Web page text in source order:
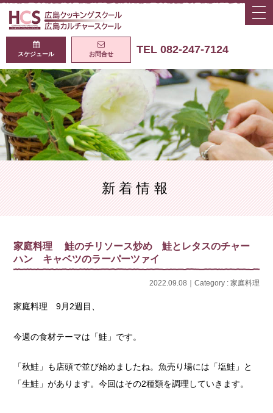
広島クッキン
スケジュール お問合せ TEL 082-247-7124
新着情報
家庭料理 鮭のチリソース炒め 鮭とレタスのチャー
ハン キャベツのラーパーツァイ
2022.09.08｜Category : 家庭料理
家庭料理 9月2週目、
今週の食材テーマは「鮭」です。
「秋鮭」も店頭で並び始めましたね。魚売り場には「塩鮭」と
「生鮭」があります。今回はその2種類を調理していきます。